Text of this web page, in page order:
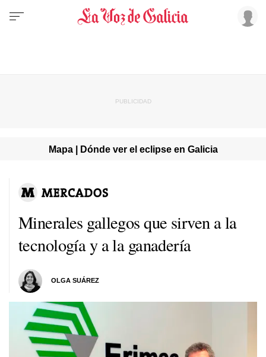
Mapa | Dónde ver el eclipse en Galicia
Minerales gallegos que sirven a la
tecnología y a la ganadería
OLGA SUÁREZ